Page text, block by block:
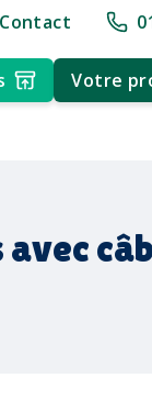
Délai rapide
Contact
Votre